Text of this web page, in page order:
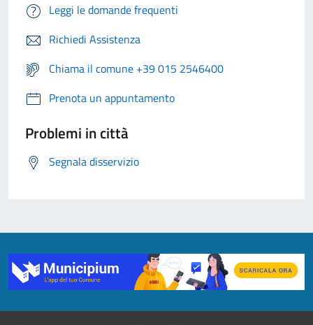
Leggi le domande frequenti
Richiedi Assistenza
Chiama il comune +39 015 2546400
Prenota un appuntamento
Problemi in città
Segnala disservizio